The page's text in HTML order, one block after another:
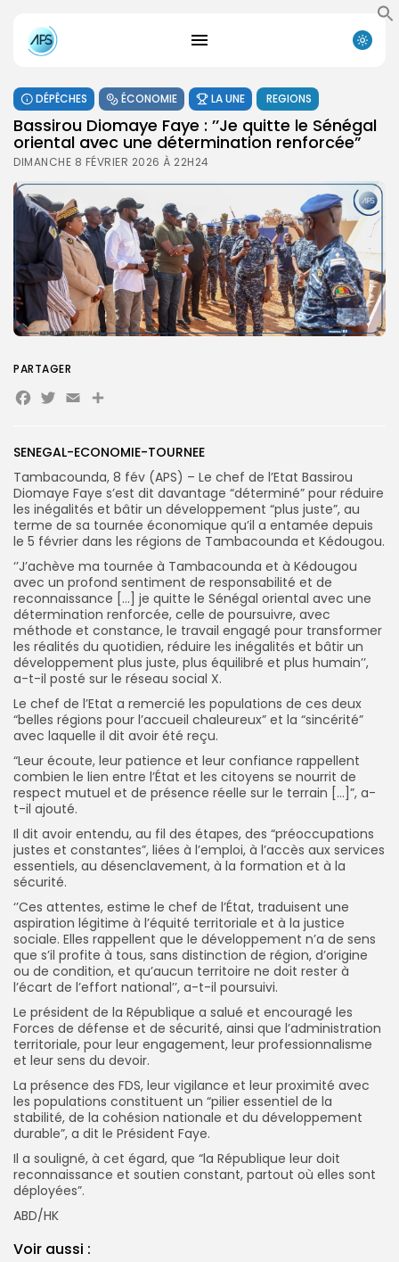
Search
Button
FR
DÉPÊCHES ÉCONOMIE LA UNE REGIONS
Bassirou Diomaye Faye : ’’Je quitte le Sénégal
oriental avec une détermination renforcée”
DIMANCHE 8 FÉVRIER 2026 À 22H24
SENEGAL-ECONOMIE-TOURNEE
Tambacounda, 8 fév (APS) – Le chef de l’Etat Bassirou
Diomaye Faye s’est dit davantage “déterminé” pour réduire
les inégalités et bâtir un développement “plus juste”, au
terme de sa tournée économique qu’il a entamée depuis
le 5 février dans les régions de Tambacounda et Kédougou.
‘’J’achève ma tournée à Tambacounda et à Kédougou
avec un profond sentiment de responsabilité et de
reconnaissance […] je quitte le Sénégal oriental avec une
détermination renforcée, celle de poursuivre, avec
méthode et constance, le travail engagé pour transformer
les réalités du quotidien, réduire les inégalités et bâtir un
développement plus juste, plus équilibré et plus humain’’,
a-t-il posté sur le réseau social X.
Le chef de l’Etat a remercié les populations de ces deux
“belles régions pour l’accueil chaleureux” et la “sincérité”
avec laquelle il dit avoir été reçu.
“Leur écoute, leur patience et leur confiance rappellent
combien le lien entre l’État et les citoyens se nourrit de
respect mutuel et de présence réelle sur le terrain […]”, a-
t-il ajouté.
Il dit avoir entendu, au fil des étapes, des “préoccupations
justes et constantes”, liées à l’emploi, à l’accès aux services
essentiels, au désenclavement, à la formation et à la
sécurité.
‘’Ces attentes, estime le chef de l’État, traduisent une
aspiration légitime à l’équité territoriale et à la justice
sociale. Elles rappellent que le développement n’a de sens
que s’il profite à tous, sans distinction de région, d’origine
ou de condition, et qu’aucun territoire ne doit rester à
l’écart de l’effort national’’, a-t-il poursuivi.
Le président de la République a salué et encouragé les
Forces de défense et de sécurité, ainsi que l’administration
territoriale, pour leur engagement, leur professionnalisme
et leur sens du devoir.
La présence des FDS, leur vigilance et leur proximité avec
les populations constituent un “pilier essentiel de la
stabilité, de la cohésion nationale et du développement
durable”, a dit le Président Faye.
Il a souligné, à cet égard, que “la République leur doit
reconnaissance et soutien constant, partout où elles sont
déployées”.
ABD/HK
Voir aussi :
PARTAGER
Facebook
Twitter
EmailPartager